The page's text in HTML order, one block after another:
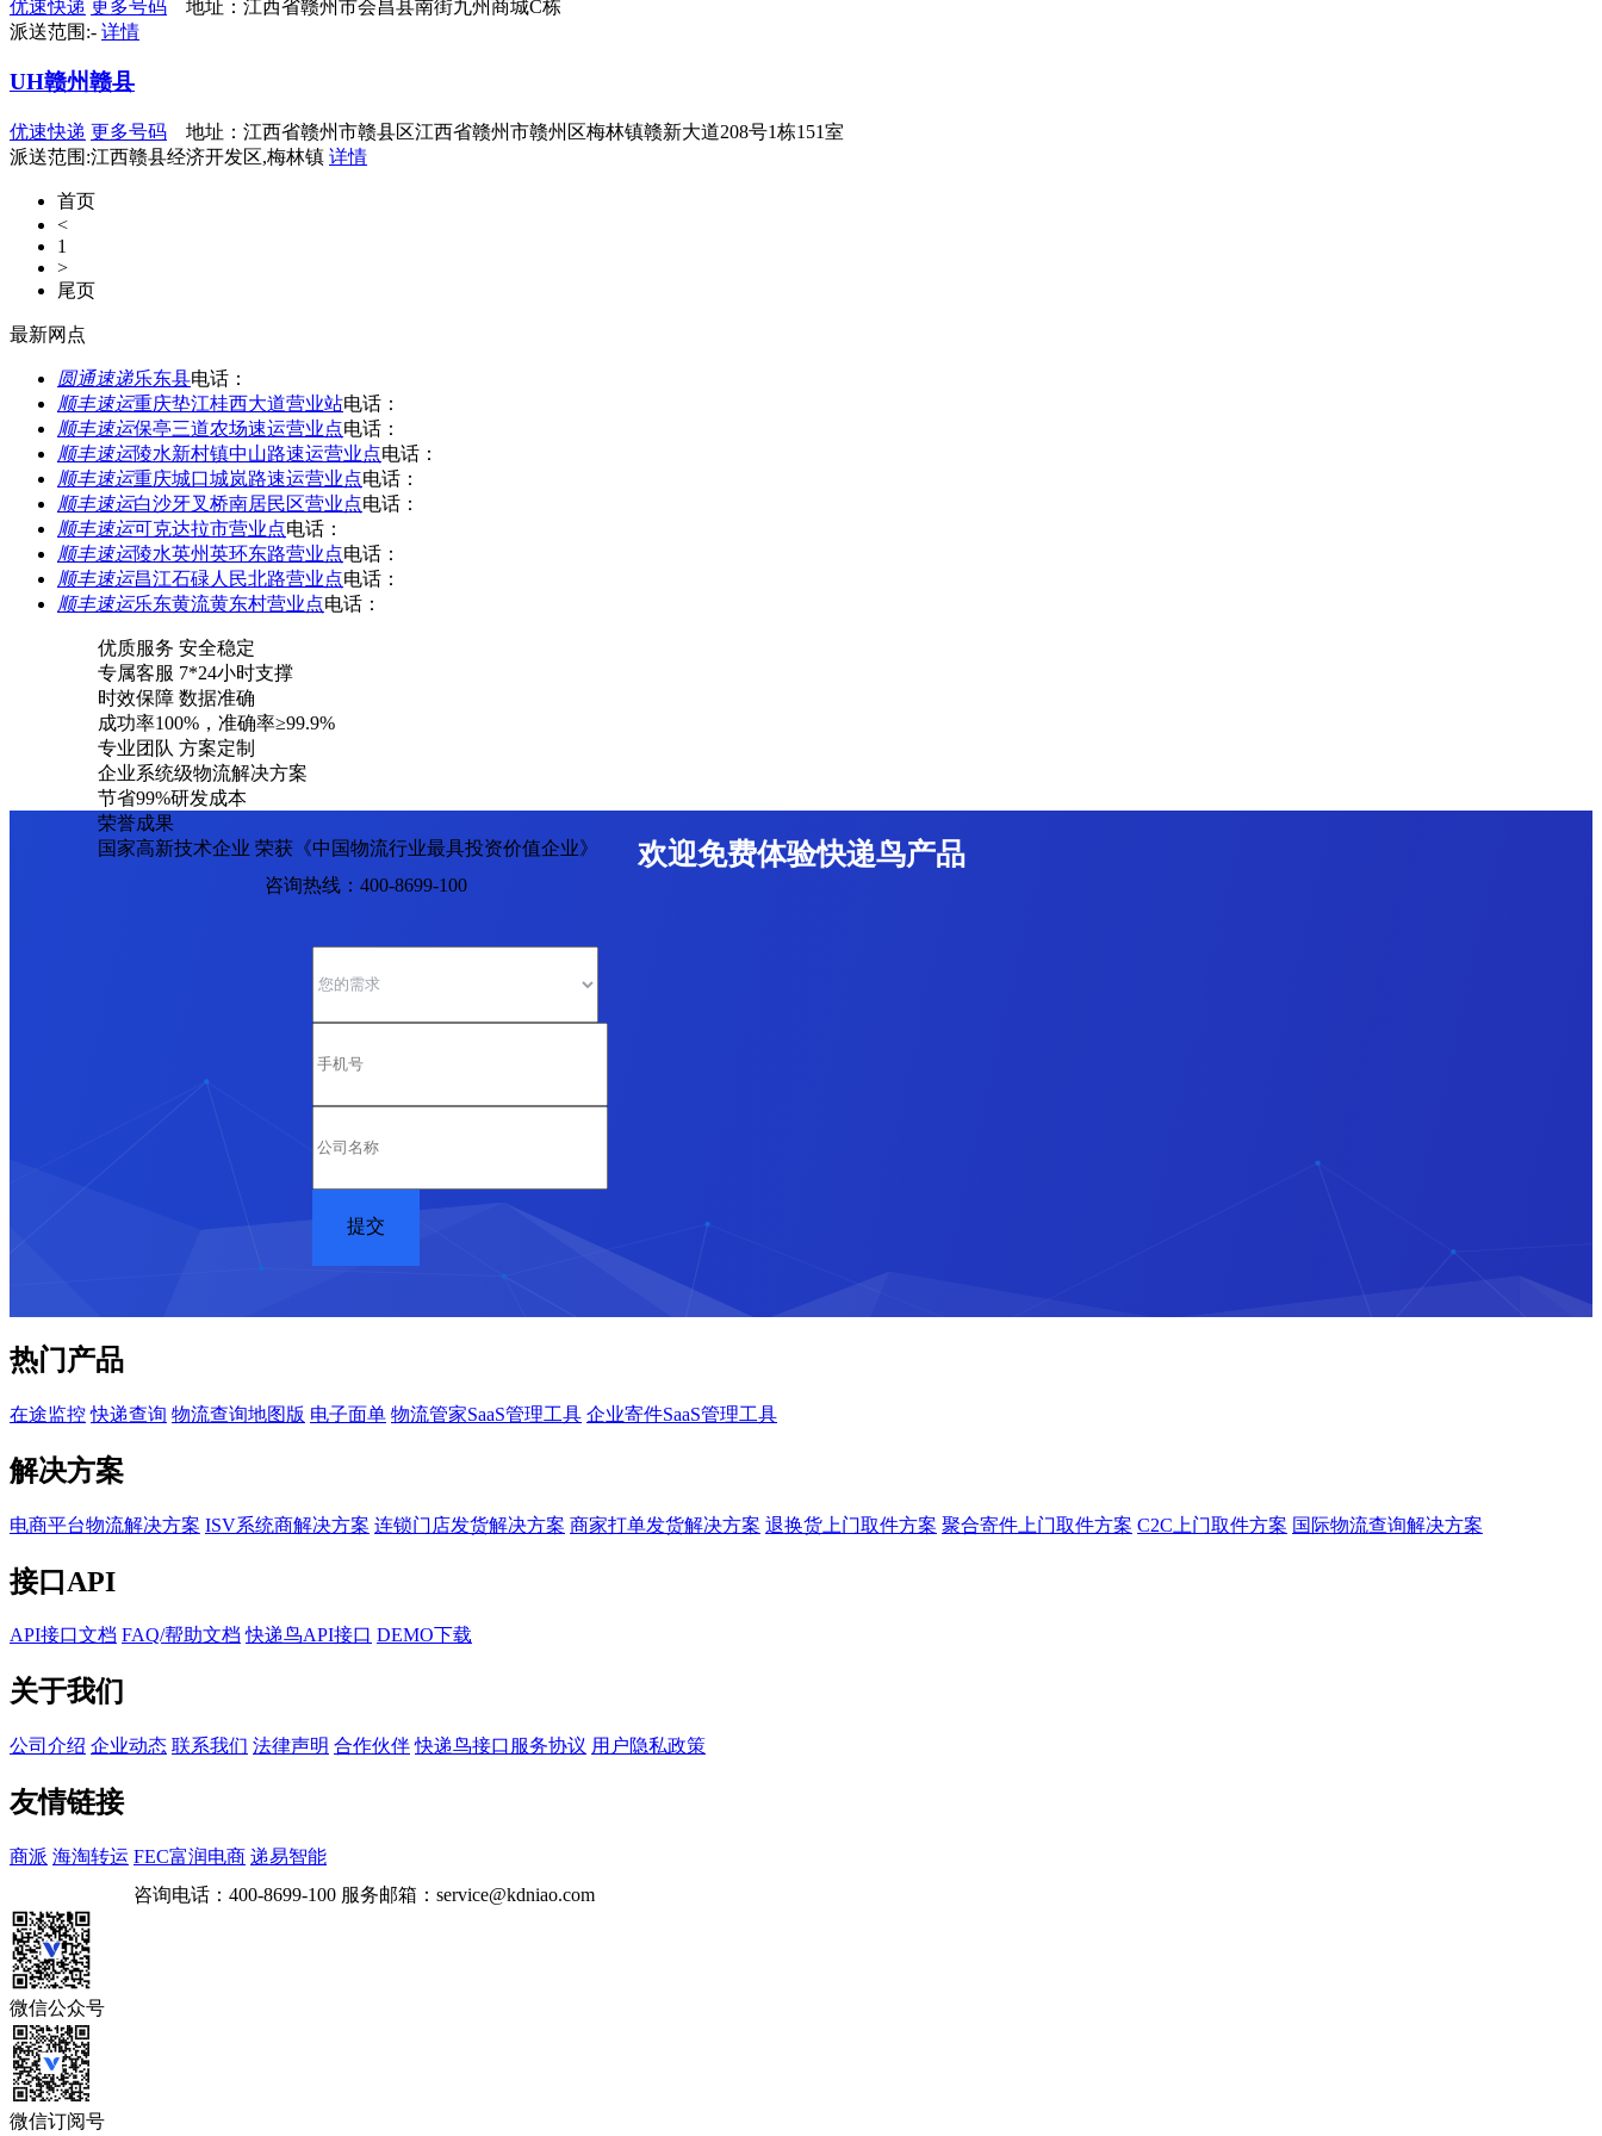
优速快递 更多号码 地址：江西省赣州市会昌县南街九州商城C栋
派送范围:- 详情
UH赣州赣县
优速快递 更多号码 地址：江西省赣州市赣县区江西省赣州市赣州区梅林镇赣新大道208号1栋151室
派送范围:江西赣县经济开发区,梅林镇 详情
首页
<
1
>
尾页
最新网点
圆通速递乐东县电话：
顺丰速运重庆垫江桂西大道营业站电话：
顺丰速运保亭三道农场速运营业点电话：
顺丰速运陵水新村镇中山路速运营业点电话：
顺丰速运重庆城口城岚路速运营业点电话：
顺丰速运白沙牙叉桥南居民区营业点电话：
顺丰速运可克达拉市营业点电话：
顺丰速运陵水英州英环东路营业点电话：
顺丰速运昌江石碌人民北路营业点电话：
顺丰速运乐东黄流黄东村营业点电话：
优质服务 安全稳定
专属客服 7*24小时支撑
时效保障 数据准确
成功率100%，准确率≥99.9%
专业团队 方案定制
企业系统级物流解决方案
节省99%研发成本
荣誉成果
国家高新技术企业 荣获《中国物流行业最具投资价值企业》
欢迎免费体验快递鸟产品
咨询热线：400-8699-100
热门产品
在途监控 快递查询 物流查询地图版 电子面单 物流管家SaaS管理工具 企业寄件SaaS管理工具
解决方案
电商平台物流解决方案 ISV系统商解决方案 连锁门店发货解决方案 商家打单发货解决方案 退换货上门取件方案 聚合寄件上门取件方案 C2C上门取件方案 国际物流查询解决方案
接口API
API接口文档 FAQ/帮助文档 快递鸟API接口 DEMO下载
关于我们
公司介绍 企业动态 联系我们 法律声明 合作伙伴 快递鸟接口服务协议 用户隐私政策
友情链接
商派 海淘转运 FEC富润电商 递易智能
咨询电话： 400-8699-100 服务邮箱： service@kdniao.com
微信公众号
微信订阅号